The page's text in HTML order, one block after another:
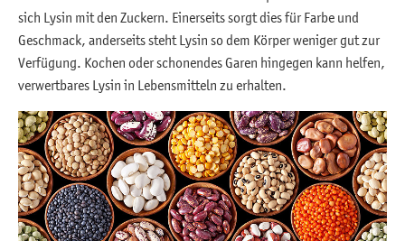
sich Lysin mit den Zuckern. Einerseits sorgt dies für Farbe und
Geschmack, anderseits steht Lysin so dem Körper weniger gut zur
Verfügung. Kochen oder schonendes Garen hingegen kann helfen,
verwertbares Lysin in Lebensmitteln zu erhalten.